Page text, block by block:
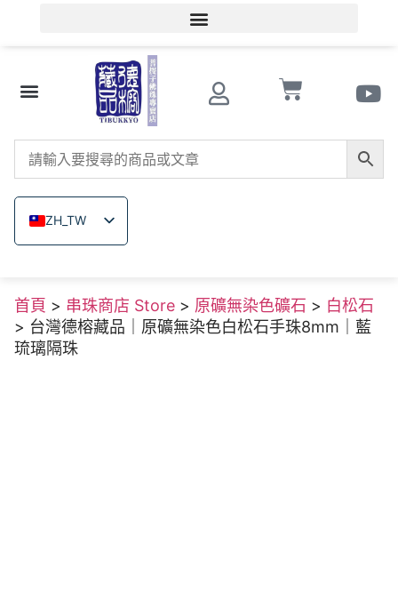
ZH_TW
EN
TH
VI
首頁 > 串珠商店 Store > 原礦無染色礦石 > 白松石
> 台灣德榕藏品｜原礦無染色白松石手珠8mm｜藍
琉璃隔珠